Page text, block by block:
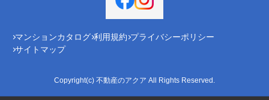
マンションカタログ 利用規約 プライバシーポリシー
サイトマップ
Copyright(c) 不動産のアクア All Rights Reserved.